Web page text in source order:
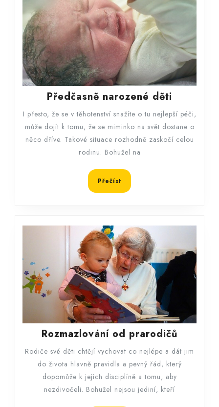
Předčasně narozené děti
narozené
děti
I přesto, že se v těhotenství snažíte o tu nejlepší péči,
může dojít k tomu, že se miminko na svět dostane o
něco dříve. Takové situace rozhodně zaskočí celou
rodinu. Bohužel na
Přečíst Přečíst
Rozmazlování od prarodičů
od
Rodiče své děti chtějí vychovat co nejlépe a dát jim
do života hlavně pravidla a pevný řád, který
dopomůže k jejich disciplíně a tomu, aby
nezdivočeli. Bohužel nejsou jediní, kteří